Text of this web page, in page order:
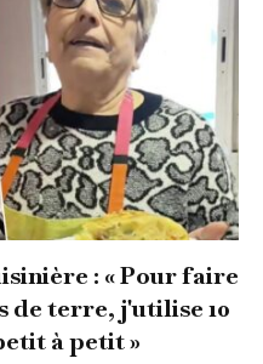
: « Pour faire
de terre, j'utilise 10
à petit »